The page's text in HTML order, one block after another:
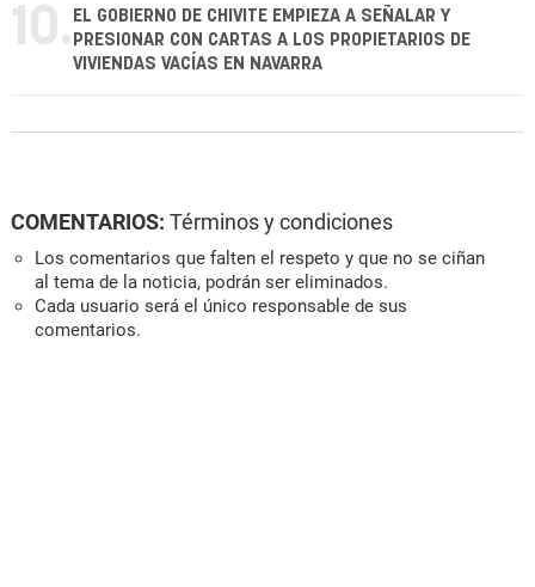
10. EL GOBIERNO DE CHIVITE EMPIEZA A SEÑALAR Y
PRESIONAR CON CARTAS A LOS PROPIETARIOS DE
VIVIENDAS VACÍAS EN NAVARRA
COMENTARIOS: Términos y condiciones
Los comentarios que falten el respeto y que no se ciñan
al tema de la noticia, podrán ser eliminados.
Cada usuario será el único responsable de sus
comentarios.